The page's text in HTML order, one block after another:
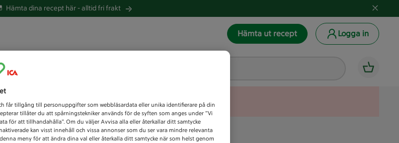
💊 Hämta dina recept här -alltid fri frakt
Hämta ut recept Logga in
Unknown error
får tillgång till personuppgifter som webbläsardata eller unika identifierare på din
tillåter du att spårningstekniker används för de syften som anges under ”Vi
för att tillhandahålla”. Om du väljer Avvisa alla eller återkallar ditt samtycke
kan visst innehåll och vissa annonser som du ser vara mindre relevanta
meny för att ändra dina val eller återkalla ditt samtycke när som helst genom